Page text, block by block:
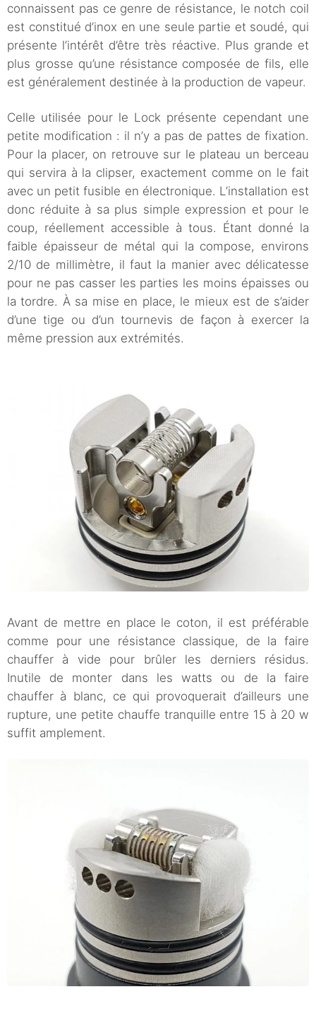
connaissent pas ce genre de résistance, le notch coil
est constitué d’inox en une seule partie et soudé, qui
présente l’intérêt d’être très réactive. Plus grande et
plus grosse qu’une résistance composée de fils, elle
est généralement destinée à la production de vapeur.
Celle utilisée pour le Lock présente cependant une
petite modification : il n’y a pas de pattes de fixation.
Pour la placer, on retrouve sur le plateau un berceau
qui servira à la clipser, exactement comme on le fait
avec un petit fusible en électronique. L’installation est
donc réduite à sa plus simple expression et pour le
coup, réellement accessible à tous. Étant donné la
faible épaisseur de métal qui la compose, environs
2/10 de millimètre, il faut la manier avec délicatesse
pour ne pas casser les parties les moins épaisses ou
la tordre. À sa mise en place, le mieux est de s’aider
d’une tige ou d’un tournevis de façon à exercer la
même pression aux extrémités.
Avant de mettre en place le coton, il est préférable
comme pour une résistance classique, de la faire
chauffer à vide pour brûler les derniers résidus.
Inutile de monter dans les watts ou de la faire
chauffer à blanc, ce qui provoquerait d’ailleurs une
rupture, une petite chauffe tranquille entre 15 à 20 w
suffit amplement.